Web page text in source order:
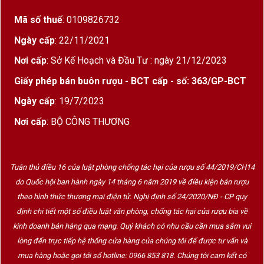
thảo mộc, tiêu đen, sô cô la
Cấu trúc: Tannin mịn, axit trung bình, hậu vị
kéo dài
Phục vụ lý tưởng với : Thịt đỏ nướng, pasta
sốt thịt, phô mai già
Chai rượu 19 Limited Edition
được thiết kế sang
trọng với
nhãn đen – viền bạc ánh kim – logo
vàng, tạo cảm giác huyền bí, quý tộc. Hình tượng
đôi thiên nga trên logo gợi lên sự lãng mạn, phù
hợp làmquà tặng cao cấp, hoặc cho các dịp đặc
biệt nhưLễ – Tết – Sinh nhật – Doanh nghiệp.
Mã số thuế: 0109826732
Ngày cấp: 22/11/2021
Nơi cấp: Sở Kế Hoạch và Đầu Tư : ngày 21/12/2023
Giấy phép bán buôn rượu - BCT cấp - số: 363/GP-BCT
Ngày cấp: 19/7/2023
Nơi cấp: BỘ CÔNG THƯƠNG
Tuân thủ điều 16 của luật phòng chống tác hại của rượu số 44/2019/CH14
do Quốc hội ban hành ngày 14 tháng 6 năm 2019 về điều kiện bán rượu
theo hình thức thương mại điện tử. Nghị định số 24/2020/NĐ - CP quy
định chi tiết một số điều luật văn phòng, chống tác hại của rượu bia về
kinh doanh bán hàng qua mạng. Quý khách có nhu cầu cần mua sắm vui
lòng đến trực tiếp hệ thống cửa hàng của chúng tôi để được tư vấn và
mua hàng hoặc gọi tới số hotline: 0966 853 818. Chúng tôi cam kết có